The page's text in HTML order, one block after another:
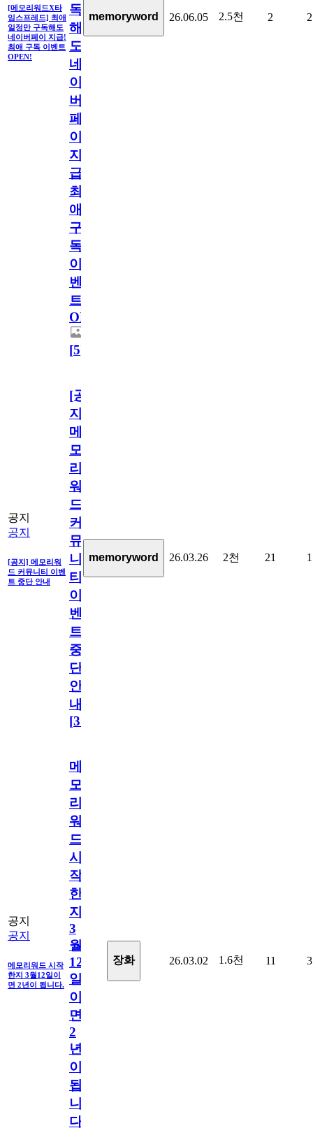
[메모리워드X타
임스프레드] 최애
일정만 구독해도
네이버페이 지급!
최애 구독 이벤트
OPEN!
독
해
도
네
이
버
페
이
지
급!
최
애
구
독
이
벤
트
OPEN!
[5]
memoryword 26.06.05 2.5천 2 2
공지
공지
[공지] 메모리워
드 커뮤니티 이벤
트 중단 안내
[공
지]
메
모
리
워
드
커
뮤
니
티
이
벤
트
중
단
안
내
[31
memoryword 26.03.26 2천 21 1
공지
공지
메모리워드 시작
한지 3월12일이
면 2년이 됩니다.
메
모
리
워
드
시
작
한
지
3
월
12
일
이
면
2
년
이
됩
니
다.
장화 26.03.02 1.6천 11 3